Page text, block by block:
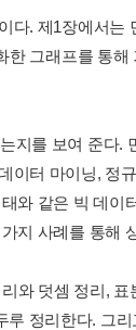
다. 제1장에서는
한 그래프를 통해
지를 보여 준다.
이터 마이닝, 정
와 같은 빅 데이
지 사례를 통해
와 덧셈 정리, 표
루 정리한다. 그